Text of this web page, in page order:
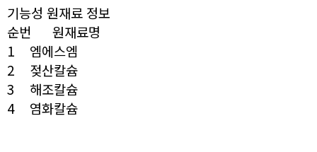
기능성 원재료 정보
순번
원재료명
1
엠에스엠
2
젖산칼슘
3
해조칼슘
4
염화칼슘